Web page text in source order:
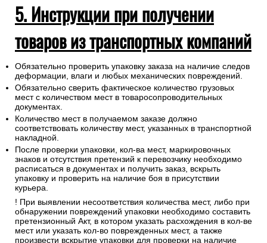
5. Инструкции при получении
товаров из транспортных компаний
Обязательно проверить упаковку заказа на наличие следов
деформации, влаги и любых механических повреждений.
Обязательно сверить фактическое количество грузовых
мест с количеством мест в товаросопроводительных
документах.
Количество мест в получаемом заказе должно
соответствовать количеству мест, указанных в транспортной
накладной.
После проверки упаковки, кол-ва мест, маркировочных
знаков и отсутствия претензий к перевозчику необходимо
расписаться в документах и получить заказ, вскрыть
упаковку и проверить на наличие боя в присутствии
курьера.
! При выявлении несоответствия количества мест, либо при
обнаружении повреждений упаковки необходимо составить
претензионный Акт, в котором указать расхождения в кол-ве
мест или указать кол-во поврежденных мест, а также
произвести вскрытие упаковки для проверки на наличие